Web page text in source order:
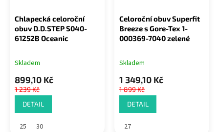
Chlapecká celoroční
obuv D.D.STEP S040-
61252B Oceanic
Skladem
899,10 Kč
1 239 Kč
DETAIL
25 30
Celoroční obuv Superfit
Breeze s Gore-Tex 1-
000369-7040 zelené
Skladem
1 349,10 Kč
1 899 Kč
DETAIL
27